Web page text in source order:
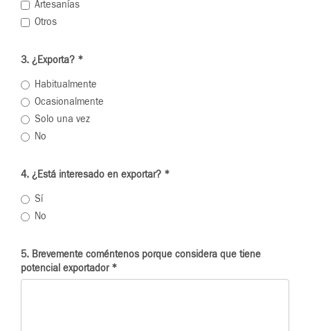
Artesanías
Otros
3. ¿Exporta? *
Habitualmente
Ocasionalmente
Solo una vez
No
4. ¿Está interesado en exportar? *
Sí
No
5. Brevemente coméntenos porque considera que tiene
potencial exportador *